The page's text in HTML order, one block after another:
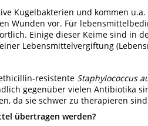
Kugelbakterien und kommen
Wunden vor. Für
Einige dieser Keime sind in
Lebensmittelvergiftung
resistente Staphylococcus
gegenüber vielen Antibiotika
da sie schwer zu therapieren
übertragen werden?